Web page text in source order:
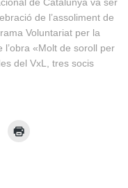
de l’assoliment de
Voluntariat per la
l’obra «Molt de soroll per
del VxL, tres socis